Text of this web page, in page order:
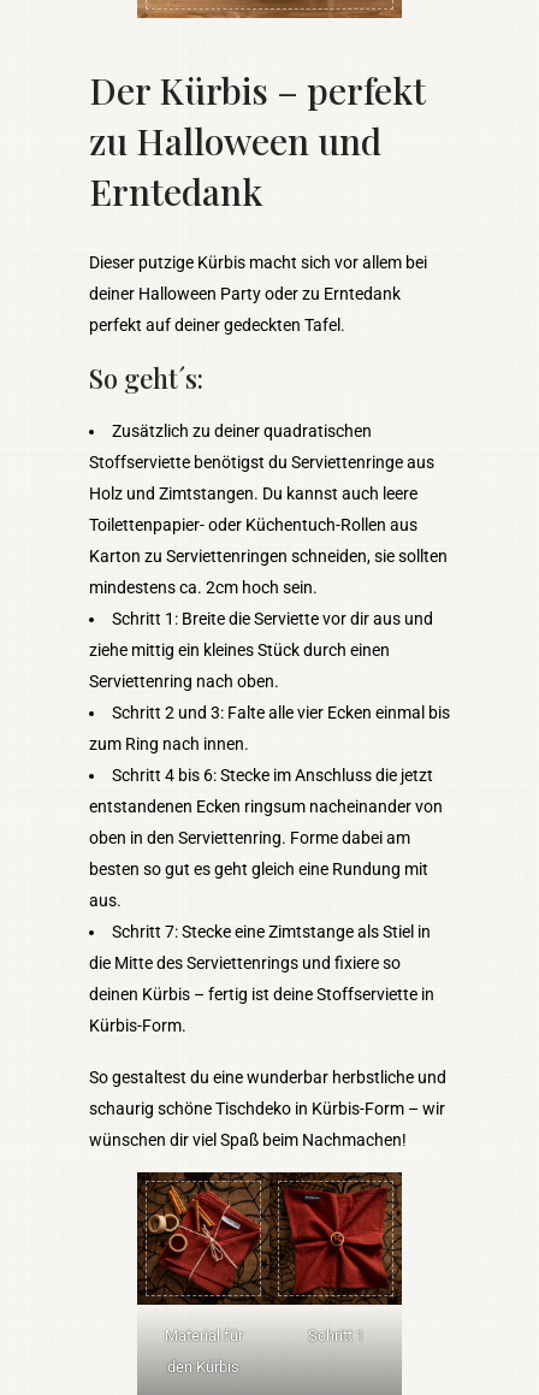
Der Kürbis – perfekt
zu Halloween und
Erntedank
Dieser putzige Kürbis macht sich vor allem bei
deiner Halloween Party oder zu Erntedank
perfekt auf deiner gedeckten Tafel.
So geht´s:
Zusätzlich zu deiner quadratischen
Stoffserviette benötigst du Serviettenringe aus
Holz und Zimtstangen. Du kannst auch leere
Toilettenpapier- oder Küchentuch-Rollen aus
Karton zu Serviettenringen schneiden, sie sollten
mindestens ca. 2cm hoch sein.
Schritt 1: Breite die Serviette vor dir aus und
ziehe mittig ein kleines Stück durch einen
Serviettenring nach oben.
Schritt 2 und 3: Falte alle vier Ecken einmal bis
zum Ring nach innen.
Schritt 4 bis 6: Stecke im Anschluss die jetzt
entstandenen Ecken ringsum nacheinander von
oben in den Serviettenring. Forme dabei am
besten so gut es geht gleich eine Rundung mit
aus.
Schritt 7: Stecke eine Zimtstange als Stiel in
die Mitte des Serviettenrings und fixiere so
deinen Kürbis – fertig ist deine Stoffserviette in
Kürbis-Form.
So gestaltest du eine wunderbar herbstliche und
schaurig schöne Tischdeko in Kürbis-Form – wir
wünschen dir viel Spaß beim Nachmachen!
Material für
den Kürbis
Schritt 1